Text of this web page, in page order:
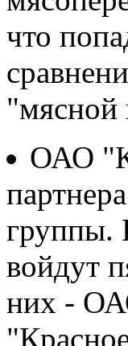
что
ОАО
группы.
войдут
них -